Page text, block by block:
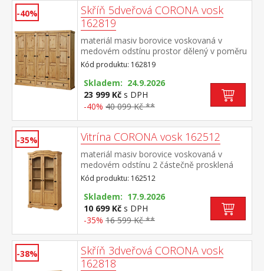
-40%
Skříň 5dveřová CORONA vosk
162819
materiál masiv borovice voskovaná v
medovém odstínu prostor dělený v poměru
2:1:2 v obou širších částech šatní tyč a
police na klobouky, střední užší část 3
variabilní police ve spodní části 2 velké a 1
malá zásuvka, kovové ozdobné
úchytky doporučený nástavec CORONA
Kód produktu: 162819
Skladem: 24.9.2026
23 999 Kč s DPH
-40% 40 099 Kč **
-35% Vitrína CORONA vosk 162512
materiál masiv borovice voskovaná v
medovém odstínu 2 částečně prosklená
dvířka, kovové ozdobné úchytky součást
sestavy Corona
Kód produktu: 162512
Skladem: 17.9.2026
10 699 Kč s DPH
-35% 16 599 Kč **
-38%
Skříň 3dveřová CORONA vosk
162818